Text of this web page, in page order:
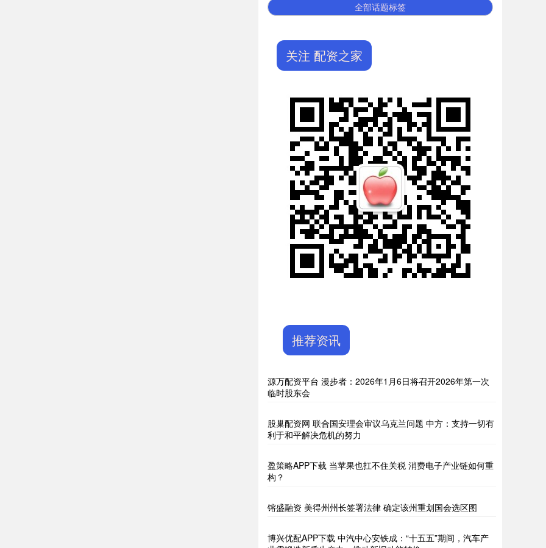
全部话题标签
关注 配资之家
推荐资讯
源万配资平台 漫步者：2026年1月6日将召开2026年第一次
临时股东会
股巢配资网 联合国安理会审议乌克兰问题 中方：支持一切有
利于和平解决危机的努力
盈策略APP下载 当苹果也扛不住关税 消费电子产业链如何重
构？
镕盛融资 美得州州长签署法律 确定该州重划国会选区图
博兴优配APP下载 中汽中心安铁成：“十五五”期间，汽车产